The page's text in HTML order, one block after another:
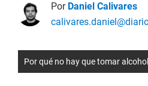
Por Daniel Calivares
Por qué no hay que tomar